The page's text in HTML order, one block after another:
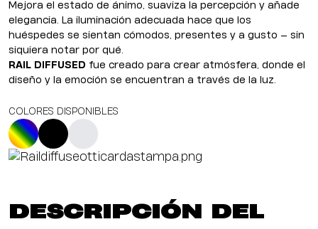
Mejora el estado de ánimo, suaviza la percepción y añade
elegancia. La iluminación adecuada hace que los
huéspedes se sientan cómodos, presentes y a gusto — sin
siquiera notar por qué.
RAIL DIFFUSED fue creado para crear atmósfera, donde el
diseño y la emoción se encuentran a través de la luz.
COLORES DISPONIBLES
DESCRIPCIÓN DEL